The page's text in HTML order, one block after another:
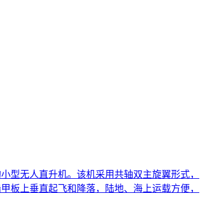
型无人直升机。该机采用共轴双主旋翼形式，
板上垂直起飞和降落，陆地、海上运载方便，